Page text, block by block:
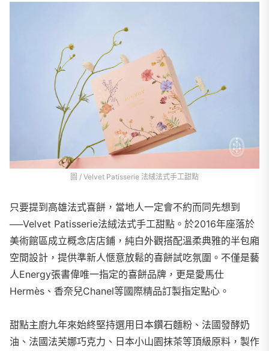
圖 / Velvet Patisserie 法絨法式手工甜點
只要提到高雄法式喜餅，當地人一定會不約而同先想到
──Velvet Patisserie法絨法式手工甜點。於2016年座落於
美術館區成立概念店店鋪，純白外觀搭配溫柔典雅的半包廂
空間設計，提供準新人愜意放鬆的喜餅試吃氛圍。不僅是藝
人Energy張書偉唯一指定的喜餅品牌，更是愛馬仕
Hermès、香奈兒Chanel等國際精品訂製指定點心。
甜點主廚九年來始終堅持選用日本鑽石麵粉、法國發酵奶
油、法國法芙娜巧克力、日本小山園抹茶等頂級原料，製作